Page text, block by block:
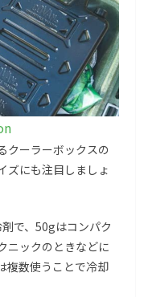
クーラーボックスの
ズにも注目しましょ
で、50gはコンパク
ニックのときなどに
複数使うことで冷却